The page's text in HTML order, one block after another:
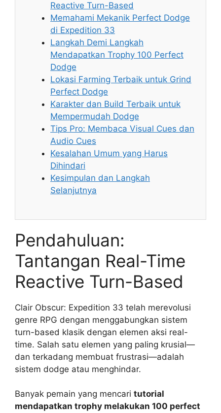
Reactive Turn-Based
Memahami Mekanik Perfect Dodge
di Expedition 33
Langkah Demi Langkah
Mendapatkan Trophy 100 Perfect
Dodge
Lokasi Farming Terbaik untuk Grind
Perfect Dodge
Karakter dan Build Terbaik untuk
Mempermudah Dodge
Tips Pro: Membaca Visual Cues dan
Audio Cues
Kesalahan Umum yang Harus
Dihindari
Kesimpulan dan Langkah
Selanjutnya
Pendahuluan:
Tantangan Real-Time
Reactive Turn-Based
Clair Obscur: Expedition 33 telah merevolusi
genre RPG dengan menggabungkan sistem
turn-based klasik dengan elemen aksi real-
time. Salah satu elemen yang paling krusial—
dan terkadang membuat frustrasi—adalah
sistem dodge atau menghindar.
Banyak pemain yang mencari tutorial
mendapatkan trophy melakukan 100 perfect